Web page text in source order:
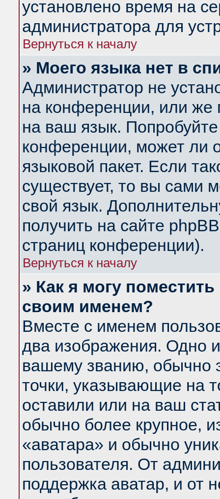
установлено время на
администратора для
Вернуться к началу
» Моего языка нет в
Администратор не
на конференции, или же
на ваш язык.
конференции, может ли
языковой пакет. Если
существует, то вы сами
свой язык.
получить на сайте
страниц конференции).
Вернуться к началу
» Как я могу
своим именем?
Вместе с именем
два изображения. Одно
вашему званию, обычно
точки, указывающие на
оставили или на ваш
обычно более крупное,
«аватара» и обычно
пользователя. От
поддержка аватар, и от